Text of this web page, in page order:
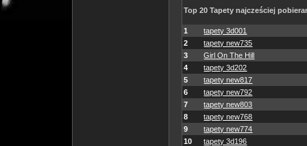
Top 20 Tapety najcześciej
1
tapety 3d001
2
tapety new735
3
Girl On The Hill
4
tapety 3d202
5
tapety new817
6
tapety new792
7
tapety new803
8
tapety new768
9
tapety new774
10
tapety 3d196